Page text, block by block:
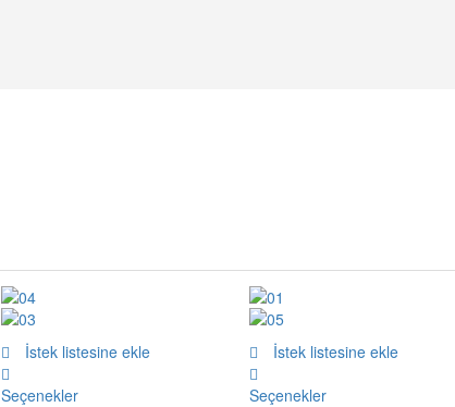
İstek listesine ekle
Seçenekler
İstek listesine ekle
Seçenekler